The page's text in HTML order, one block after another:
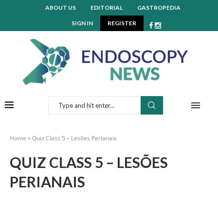
ABOUT US EDITORIAL GASTROPEDIA
SIGN IN REGISTER
Home »Quiz Class 5 – Lesões Perianais
QUIZ CLASS 5 – LESÕES
PERIANAIS